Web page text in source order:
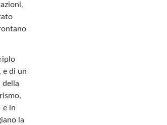
e di un
della
e in
la